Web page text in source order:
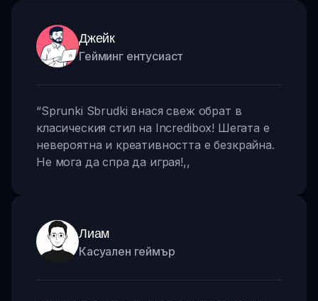
Джейк
Гейминг ентусиаст
“Sprunki Sbrudki внася свеж обрат в
класическия стил на Incredibox! Шегата е
невероятна и креативността е безкрайна.
Не мога да спра да играя!,,
Лиам
Касуален геймър